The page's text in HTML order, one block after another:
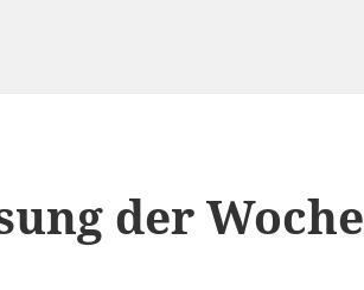
der Woche